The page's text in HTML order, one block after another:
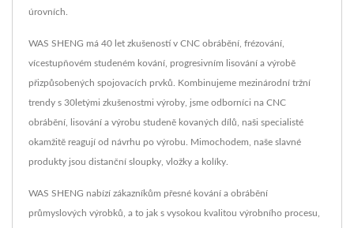
úrovních.
WAS SHENG má 40 let zkušeností v CNC obrábění, frézování,
vícestupňovém studeném kování, progresivním lisování a výrobě
přizpůsobených spojovacích prvků. Kombinujeme mezinárodní tržní
trendy s 30letými zkušenostmi výroby, jsme odborníci na CNC
obrábění, lisování a výrobu studeně kovaných dílů, naši specialisté
okamžitě reagují od návrhu po výrobu. Mimochodem, naše slavné
produkty jsou distanční sloupky, vložky a kolíky.
WAS SHENG nabízí zákazníkům přesné kování a obrábění
průmyslových výrobků, a to jak s vysokou kvalitou výrobního procesu,